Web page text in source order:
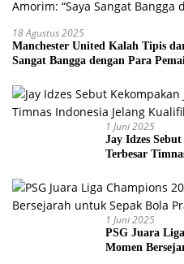
18 Agustus 2025
Manchester United Kalah Tipis
Sangat Bangga dengan Para
1 Juni 2025
Jay Idzes
Terbesar
1 Juni 2025
PSG Juara
Momen